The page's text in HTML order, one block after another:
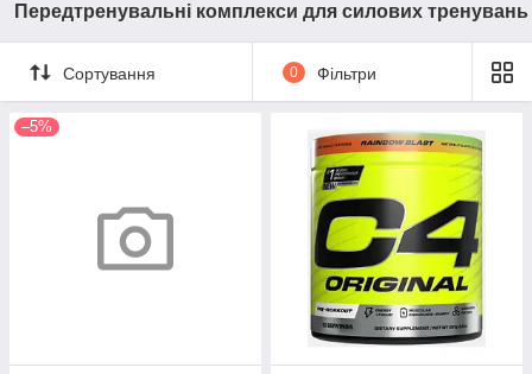
Передтренувальні комплекси для силових тренувань
Сортування 0 Фільтри
–5%